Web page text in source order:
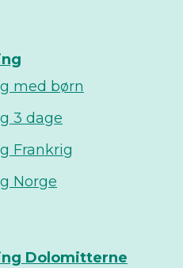
med børn
3 dage
Frankrig
Norge
Dolomitterne